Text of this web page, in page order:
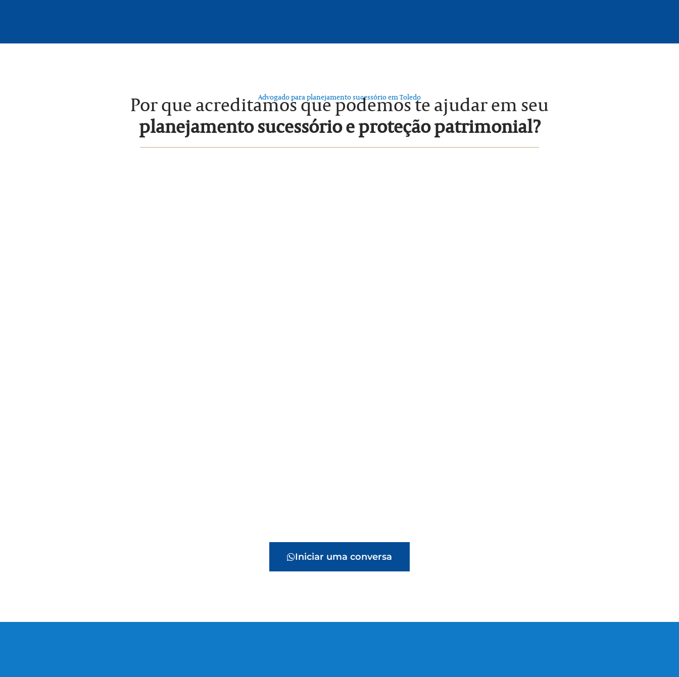
Advogado para planejamento sucessório em Toledo
Por que acreditamos que podemos te ajudar em seu
planejamento sucessório e proteção patrimonial?
Iniciar uma conversa